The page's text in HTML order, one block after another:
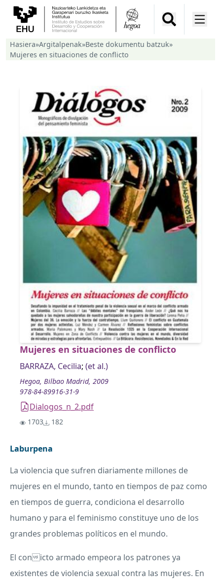
Hasiera»Argitalpenak»Beste dokumentu batzuk»
Mujeres en situaciones de conflicto
Mujeres en situaciones de conflicto
BARRAZA, Cecilia; (et al.)
Hegoa, Bilbao Madrid, 2009
978-84-89916-31-9
Dialogos_n_2.pdf
1703 182
Laburpena
La violencia que sufren diariamente millones de
mujeres en el mundo, tanto en tiempos de paz como
en tiempos de guerra, condiciona el desarrollo
humano y para el feminismo constituye uno de los
grandes problemas políticos en el mundo.
El conicto armado empeora los patrones ya
existentes de violencia sexual contra las mujeres. En